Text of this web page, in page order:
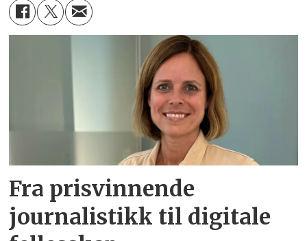
Fra prisvinnende
journalistikk til digitale